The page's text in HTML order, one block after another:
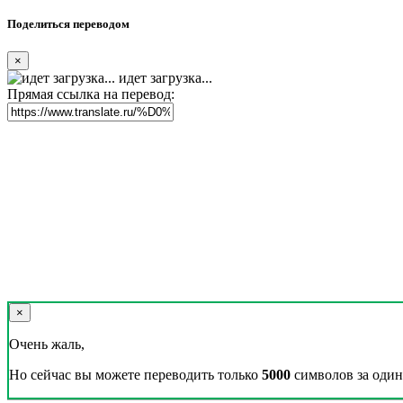
Поделиться переводом
×
идет загрузка...
Прямая ссылка на перевод:
×
Очень жаль,
Но сейчас вы можете переводить только 5000 символов за